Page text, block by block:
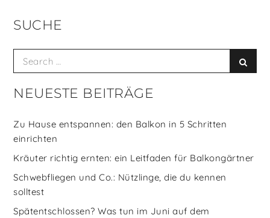
SUCHE
Search
for:
NEUESTE BEITRÄGE
Zu Hause entspannen: den Balkon in 5 Schritten
einrichten
Kräuter richtig ernten: ein Leitfaden für Balkongärtner
Schwebfliegen und Co.: Nützlinge, die du kennen
solltest
Spätentschlossen? Was tun im Juni auf dem